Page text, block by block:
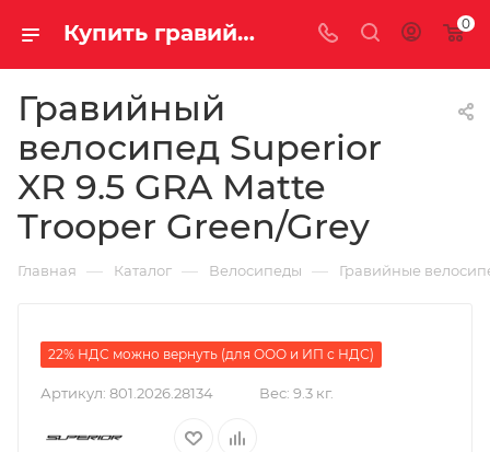
Купить гравийный велосипед Superior XR 9.5 GRA Matte Trooper Green/Grey на за 355600.00000000 руб. в Саратове и Энгельсе в рассрочку или кредит выгодно 0
Гравийный
велосипед Superior
XR 9.5 GRA Matte
Trooper Green/Grey
Главная — Каталог — Велосипеды — Гравийные
22% НДС можно вернуть (для ООО и ИП с НДС)
Артикул: 801.2026.28134 Вес: 9.3 кг.